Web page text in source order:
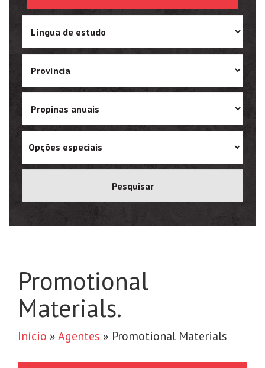
Ukrainian
Opções especiais
Promotional
Materials.
Início »Agentes » Promotional Materials